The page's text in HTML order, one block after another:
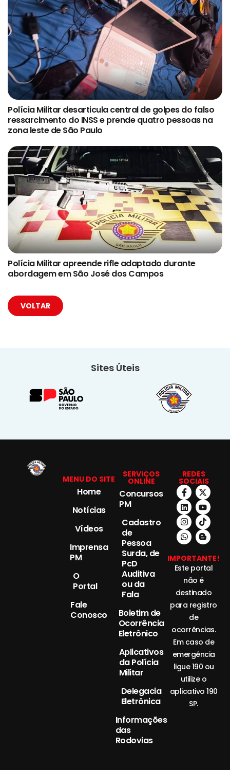
Polícia Militar desarticula central de golpes do falso
ressarcimento do INSS e prende quatro pessoas na
zona leste de São Paulo
Polícia Militar apreende rifle adaptado durante
abordagem em São José dos Campos
VOLTAR
Sites Úteis
MENU DO SITE
Home
Notícias
Vídeos
Imprensa
PM
O
Portal
Fale
Conosco
SERVIÇOS
ONLINE
Concursos
PM
Cadastro
de
Pessoa
Surda, de
PcD
Auditiva
ou da
Fala
Boletim de
Ocorrência
Eletrônico
Aplicativos
da Polícia
Militar
Delegacia
Eletrônica
Informações
das
Rodovias
REDES
SOCIAIS
IMPORTANTE!
Este portal
não é
destinado
para registro
de
ocorrências.
Em caso de
emergência
ligue 190 ou
utilize o
aplicativo 190
SP.